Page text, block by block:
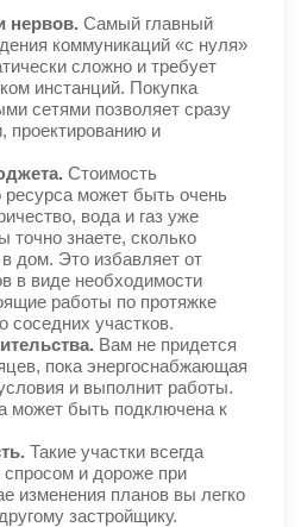
нервов. Самый главный
коммуникаций «с нуля»
сложно и требует
инстанций. Покупка
сетями позволяет сразу
проектированию и
Стоимость
ресурса может быть очень
вода и газ уже
точно знаете, сколько
дом. Это избавляет от
в виде необходимости
работы по протяжке
соседних участков.
Вам не придется
пока энергоснабжающая
и выполнит работы.
может быть подключена к
Такие участки всегда
и дороже при
изменения планов вы легко
застройщику.